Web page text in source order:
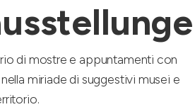
di mostre e appuntamenti con
miriade di suggestivi musei e